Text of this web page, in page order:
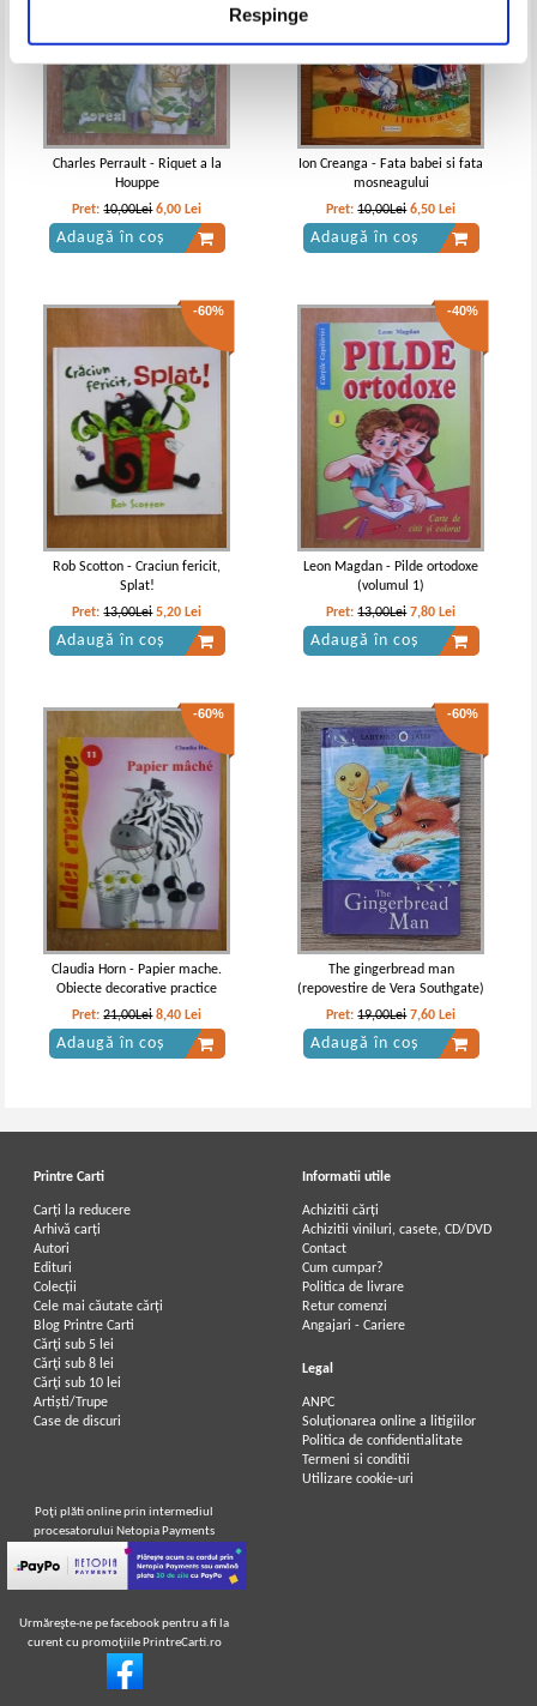
Respinge
Charles Perrault - Riquet a la
Houppe
Pret:10,00Lei 6,00 Lei
Adaugă în coș
Ion Creanga - Fata babei si fata
mosneagului
Pret:10,00Lei 6,50 Lei
Adaugă în coș
-60%
Rob Scotton - Craciun fericit,
Splat!
Pret:13,00Lei 5,20 Lei
Adaugă în coș
-40%
Leon Magdan - Pilde ortodoxe
(volumul 1)
Pret:13,00Lei 7,80 Lei
Adaugă în coș
-60%
Claudia Horn - Papier mache.
Obiecte decorative practice
Pret:21,00Lei 8,40 Lei
Adaugă în coș
-60%
The gingerbread man
(repovestire de Vera Southgate)
Pret:19,00Lei 7,60 Lei
Adaugă în coș
Printre Carti
Carți la reducere
Arhivă carți
Autori
Edituri
Colecții
Cele mai căutate cărți
Blog Printre Carti
Cărţi sub 5 lei
Cărţi sub 8 lei
Cărţi sub 10 lei
Artiști/Trupe
Case de discuri
Informatii utile
Achizitii cărți
Achizitii viniluri, casete, CD/DVD
Contact
Cum cumpar?
Politica de livrare
Retur comenzi
Angajari - Cariere
Legal
ANPC
Soluționarea online a litigiilor
Politica de confidentialitate
Termeni si conditii
Utilizare cookie-uri
Poţi plăti online prin intermediul
procesatorului Netopia Payments
Urmăreşte-ne pe facebook pentru a fi la
curent cu promoţiile PrintreCarti.ro